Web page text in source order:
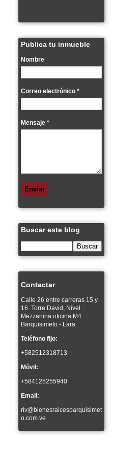
Publica tu inmueble
Nombre
Correo electrónico *
Mensaje *
Buscar este blog
Contactar
Calle 26 entre carreras 15 y
16. Torre David, Nivel
Mezzanina oficina M4
Barquisimeto - Lara
Teléfono fijo:
+582512318713
Móvil:
+584125255940
Email:
riv@bienesraicesbarquisimet
o.com.ve